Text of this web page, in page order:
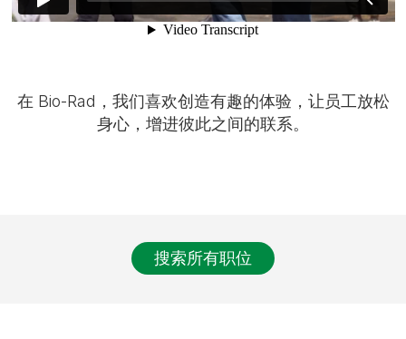
在 Bio-Rad，我们喜欢创造有趣的体验，让员工放松
身心，增进彼此之间的联系。
搜索所有职位